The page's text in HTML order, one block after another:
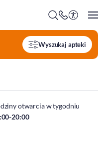
Wyszukaj apteki
otwarcia w tygodniu
20:00